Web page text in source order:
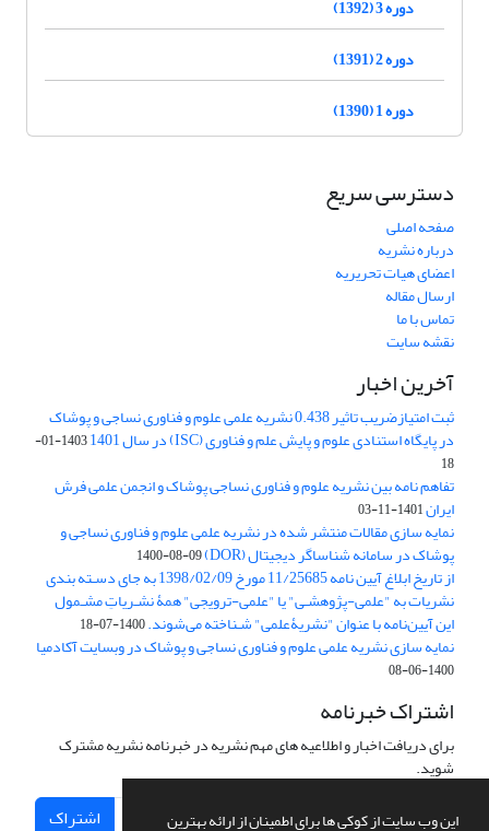
این وب سایت از کوکی ها برای اطمینان از ارائه بهترین
دوره 3 (1392)
دوره 2 (1391)
دوره 1 (1390)
دسترسی سریع
صفحه اصلی
درباره نشریه
اعضای هیات تحریریه
ارسال مقاله
تماس با ما
نقشه سایت
آخرین اخبار
ثبت امتیازضریب تاثیر 0.438 نشریه علمی علوم و فناوری نساجی و پوشاک
در پایگاه استنادی علوم و پایش علم و فناوری (ISC) در سال 1401
1403-01-
18
تفاهم نامه بین نشریه علوم و فناوری نساجی پوشاک و انجمن علمی فرش
ایران1401-11-03
نمایه سازی مقالات منتشر شده در نشریه علمی علوم و فناوری نساجی و
پوشاک در سامانه شناساگر دیجیتال (DOR) 1400-08-09
از تاریخ ابلاغ آیین نامه 11/25685 مورخ 1398/02/09 به جای دسـته بندی
نشریات به "علمی-پژوهشـی" یا "علمی-ترویجی" همۀ نشـریاتِ مشـمول
این آیین‌نامه با عنوان "نشریۀعلمی" شـناخته می‌شوند.1400-07-18
نمایه سازی نشریه علمی علوم و فناوری نساجی و پوشاک در وبسایت آکادمیا
1400-06-08
اشتراک خبرنامه
برای دریافت اخبار و اطلاعیه های مهم نشریه در خبرنامه نشریه مشترک
شوید.
اشتراک